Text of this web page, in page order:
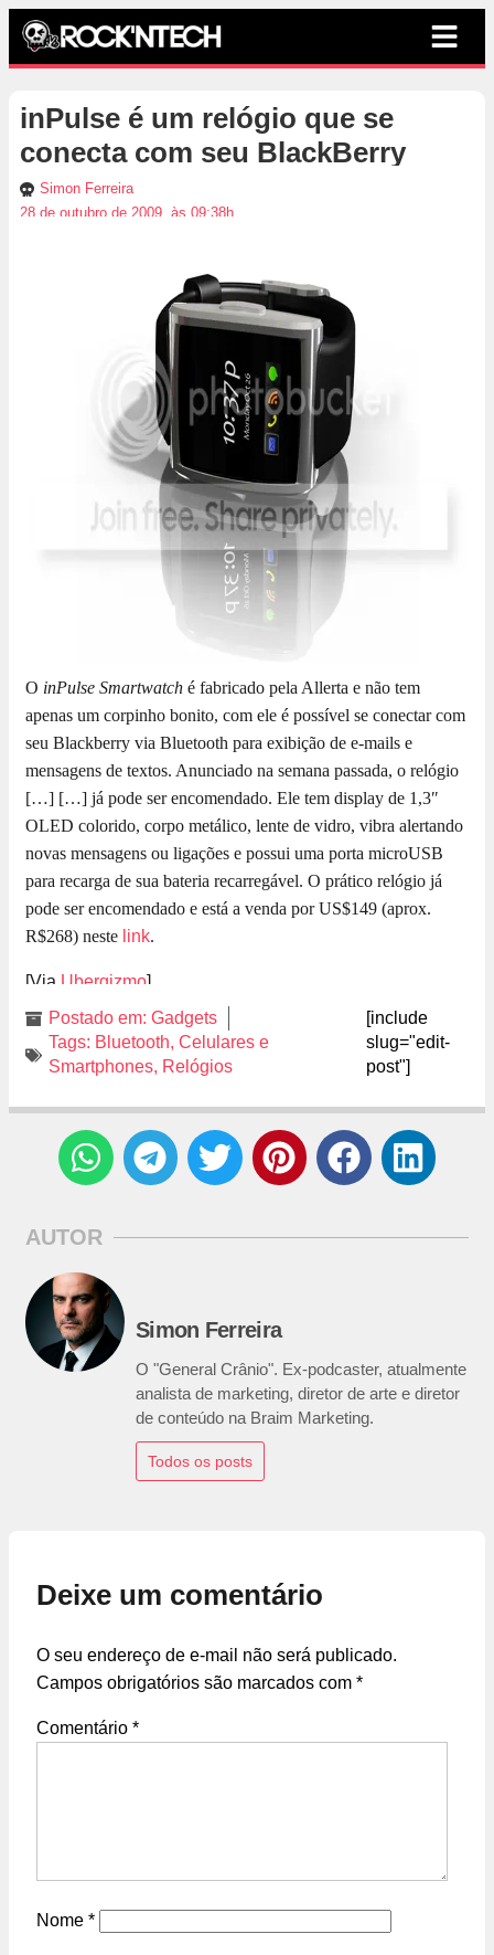
inPulse é um relógio que se
conecta com seu BlackBerry
Simon Ferreira
28 de outubro de 2009, às 09:38h
O inPulse Smartwatch é fabricado pela Allerta e não tem
apenas um corpinho bonito, com ele é possível se conectar com
seu Blackberry via Bluetooth para exibição de e-mails e
mensagens de textos. Anunciado na semana passada, o relógio
[…] […] já pode ser encomendado. Ele tem display de 1,3″
OLED colorido, corpo metálico, lente de vidro, vibra alertando
novas mensagens ou ligações e possui uma porta microUSB
para recarga de sua bateria recarregável. O prático relógio já
pode ser encomendado e está a venda por US$149 (aprox.
R$268) neste link.
[Via Ubergizmo]
Postado em: Gadgets
Tags: Bluetooth, Celulares e
Smartphones, Relógios
[include
slug="edit-
post"]
AUTOR
Simon Ferreira
O "General Crânio". Ex-podcaster, atualmente
analista de marketing, diretor de arte e diretor
de conteúdo na Braim Marketing.
Todos os posts
Deixe um comentário
O seu endereço de e-mail não será publicado.
Campos obrigatórios são marcados com *
Comentário *
Nome *